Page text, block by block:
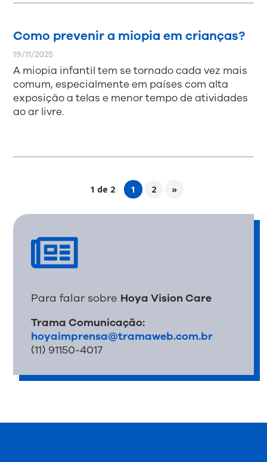
Como prevenir a miopia em crianças?
19/11/2025
A miopia infantil tem se tornado cada vez mais
comum, especialmente em países com alta
exposição a telas e menor tempo de atividades
ao ar livre.
1 de 2 1 2 »

Para falar sobre Hoya Vision Care
Trama Comunicação:
hoyaimprensa@tramaweb.com.br
(11) 91150-4017